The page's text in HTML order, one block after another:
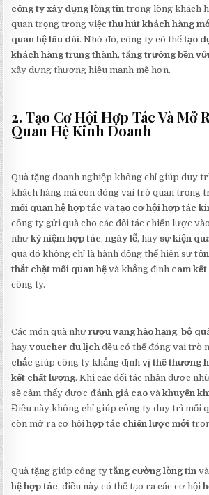
công ty xây dựng lòng tin trong lòng khách
quan trọng trong việcthu hút khách hàng
quan hệ lâu dài. Nhờ đó, công ty có thểtạo
khách hàng trung thành,tăng trưởng bền
xây dựng thương hiệu mạnh mẽ hơn.
2. Tạo Cơ Hội Hợp Tác Và Mở
Quan Hệ Kinh Doanh
Quà tặng doanh nghiệp không chỉ giúp duy
khách hàng mà còn đóng vai trò quan trọng
mối quan hệ hợp tác vàtạo cơ hội hợp tác
công ty gửi quà cho các đối tác chiến lược
nhưkỷ niệm hợp tác,ngày lễ, hay sự kiện
quà đó không chỉ là hành động thể hiện sự
thắt chặt mối quan hệ và khẳng định cam
công ty.
Các món quà nhưrượu vang hảo hạng,bộ
hayvoucher du lịch đều có thể đóng vai trò
chắc giúp công ty khẳng địnhvị thế thương
kết chất lượng. Khi các đối tác nhận được
sẽ cảm thấy được đánh giá cao vàkhuyến
Điều này không chỉ giúp công ty duy trì mối
còn mở ra cơ hộihợp tác chiến lược mới
Quà tặng giúp công tytăng cường lòng tin
hệ hợp tác, điều này có thể tạo ra các cơ hội